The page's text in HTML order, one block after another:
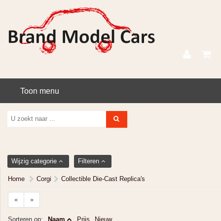
Toon menu
Wijzig categorie Filteren
Home Corgi Collectible Die-Cast Replica's
« »
Sorteren op: Naam Prijs Nieuw